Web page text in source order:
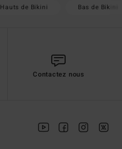
Hauts de Bikini Bas de Bikini
Contactez nous